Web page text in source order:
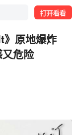
打开看看
》原地爆炸
危险